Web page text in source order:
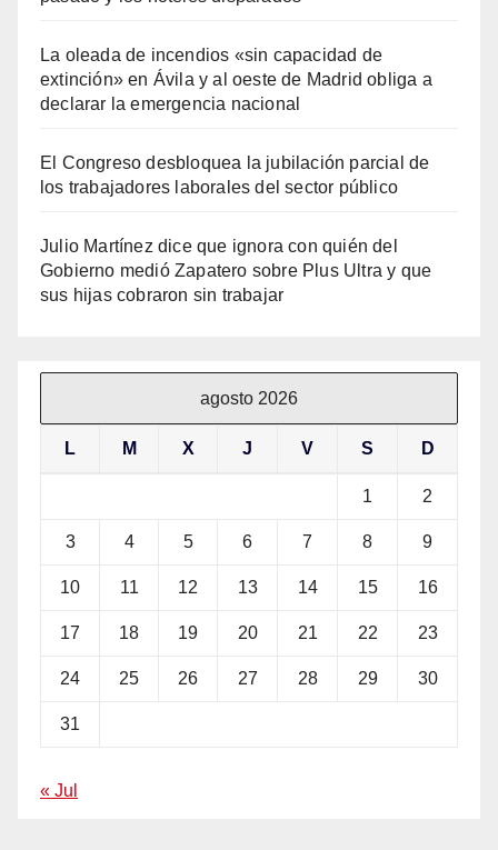
La oleada de incendios «sin capacidad de
extinción» en Ávila y al oeste de Madrid obliga a
declarar la emergencia nacional
El Congreso desbloquea la jubilación parcial de
los trabajadores laborales del sector público
Julio Martínez dice que ignora con quién del
Gobierno medió Zapatero sobre Plus Ultra y que
sus hijas cobraron sin trabajar
agosto 2026
L M X J V S D
1 2
3 4 5 6 7 8 9
10 11 12 13 14 15 16
17 18 19 20 21 22 23
24 25 26 27 28 29 30
31
« Jul